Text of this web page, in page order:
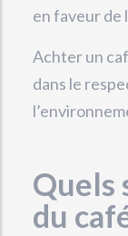
en faveur de
Achter un
dans le
Quels
du